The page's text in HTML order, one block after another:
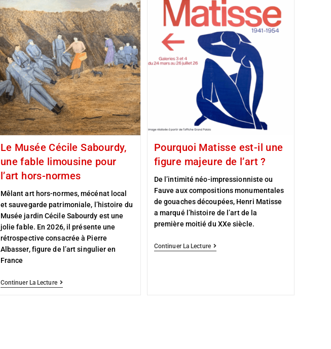
Le Musée Cécile Sabourdy,
une fable limousine pour
l’art hors-normes
Mêlant art hors-normes, mécénat local
et sauvegarde patrimoniale, l’histoire du
Musée jardin Cécile Sabourdy est une
jolie fable. En 2026, il présente une
rétrospective consacrée à Pierre
Albasser, figure de l’art singulier en
France
Continuer La Lecture
Pourquoi Matisse est-il une
figure majeure de l’art ?
De l’intimité néo-impressionniste ou
Fauve aux compositions monumentales
de gouaches découpées, Henri Matisse
a marqué l’histoire de l’art de la
première moitié du XXe siècle.
Continuer La Lecture